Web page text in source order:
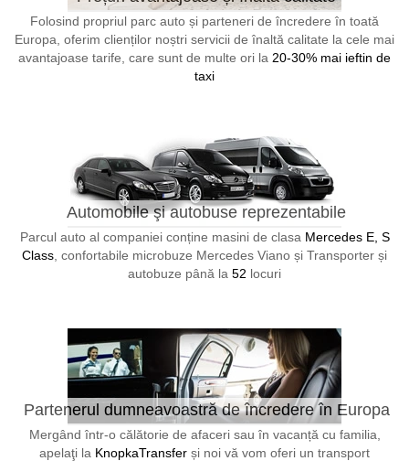
Folosind propriul parc auto și parteneri de încredere în toată
Europa, oferim clienților noștri servicii de înaltă calitate la cele mai
avantajoase tarife, care sunt de multe ori la 20-30% mai ieftin de
taxi
Automobile şi autobuse reprezentabile
Parcul auto al companiei conține masini de clasa Mercedes E, S
Class , confortabile microbuze Mercedes Viano și Transporter și
autobuze până la 52 locuri
Partenerul dumneavoastră de încredere în Europa
24/7
Mergând într-o călătorie de afaceri sau în vacanță cu familia,
apelaţi la KnopkaTransfer și noi vă vom oferi un transport